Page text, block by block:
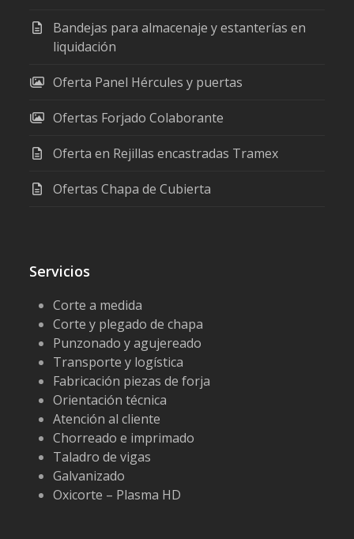
Bandejas para almacenaje y estanterías en
liquidación
Oferta Panel Hércules y puertas
Ofertas Forjado Colaborante
Oferta en Rejillas encastradas Tramex
Ofertas Chapa de Cubierta
Servicios
Corte a medida
Corte y plegado de chapa
Punzonado y agujereado
Transporte y logística
Fabricación piezas de forja
Orientación técnica
Atención al cliente
Chorreado e imprimado
Taladro de vigas
Galvanizado
Oxicorte – Plasma HD